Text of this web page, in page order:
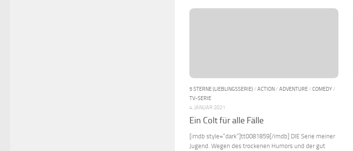
5 STERNE (LIEBLINGSSERIE)/ ACTION/ ADVENTURE/ COMEDY/
TV-SERIE
4. JANUAR 2021
Ein Colt für alle Fälle
[imdb style=“dark“]tt0081859[/imdb] DIE Serie meiner
Jugend. Wegen des trockenen Humors und der gut